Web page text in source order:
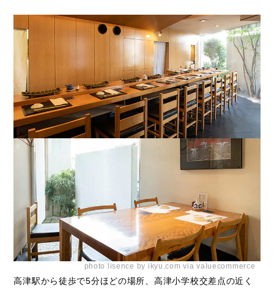
photo lisence by ikyu.com via valuecommerce
高津駅から徒歩で5分ほどの場所、高津小学校交差点の近く